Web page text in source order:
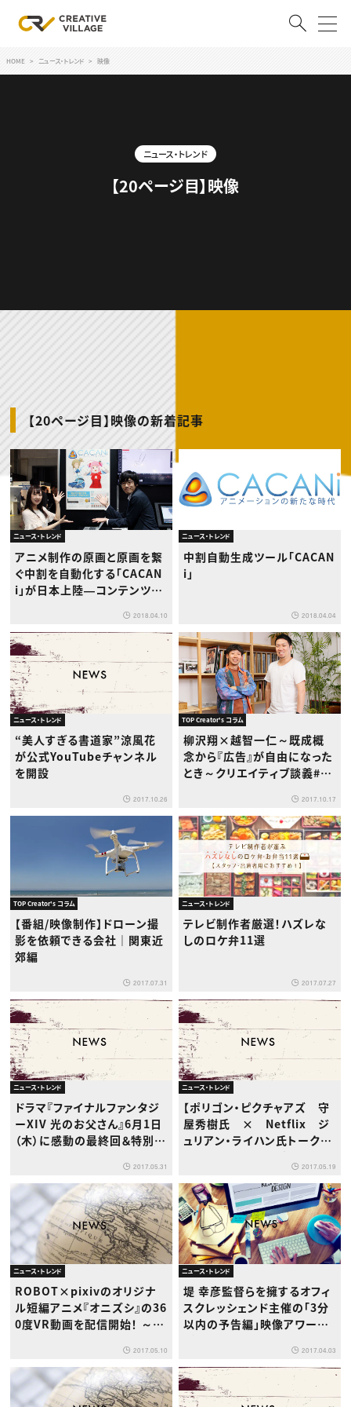
クリエイター求人を探す
スキルアップしたい！ トップ
動画配信・映像制作
編集・ライティング
マーケティング
ディレクション
業界解説・キャリア事情
お役立ち基礎知識
TOP Creator’s コラム
TOP Creator’s コラム トップ
Webクリエイター
アプリクリエイター
ゲームクリエイター
映像クリエイター
マーケッター
クリエイターインタビュー
C＆R Magazine
ニュース・トレンド
ニュース・トレンド トップ
Web
映像
ゲーム・エンタメ
広告
出版
CREATIVE VILLAGEからのお知らせ
プロフェッショナル×つながる×メディア
HOME ニュース・トレンド 映像
ニュース・トレンド
【20ページ目】映像
【20ページ目】映像の新着記事
ニュース・トレンド
アニメ制作の原画と原画を繋
ぐ中割を自動化する「CACAN
i」が日本上陸―コンテンツ東
2018.04.10
ニュース・トレンド
中割自動生成ツール「CACAN
i」
2018.04.04
ニュース・トレンド
“美人すぎる書道家”涼風花
が公式YouTubeチャンネル
を開設
2017.10.26
TOP Creator's コラム
柳沢翔×越智一仁～既成概
念から『広告』が自由になった
とき～クリエイティブ談義#1
2017.10.17
TOP Creator's コラム
【番組/映像制作】ドローン撮
影を依頼できる会社｜関東近
郊編
2017.07.31
ニュース・トレンド
テレビ制作者厳選！ハズレな
しのロケ弁11選
2017.07.27
ニュース・トレンド
ドラマ『ファイナルファンタジ
ーXIV 光のお父さん』6月1日
（木）に感動の最終回＆特別編
2017.05.31
ニュース・トレンド
【ポリゴン・ピクチャアズ 守
屋秀樹氏 × Netflix ジ
ュリアン・ライハン氏トークイ
etflix配信を同時に！「劇場∞
Netflix」プロジェクト
2017.05.19
ニュース・トレンド
ROBOT×pixivのオリジナ
ル短編アニメ『オニズシ』の36
0度VR動画を配信開始！ ～ス
も減るアニメ『オニズシ』のフ
ル3DCGの世界へ～
2017.05.10
ニュース・トレンド
堤 幸彦監督らを擁するオフィ
スクレッシェンド主催の「3分
以内の予告編」映像アワード
2017.04.03